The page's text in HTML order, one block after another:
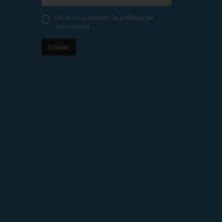
He leído y acepto la política de
privacidad
Enviar